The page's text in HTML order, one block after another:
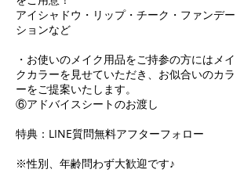
アイシャドウ・リップ・チーク・ファンデー
ションなど
・お使いのメイク用品をご持参の方にはメイ
クカラーを見せていただき、お似合いのカラ
ーをご提案いたします。
⑥アドバイスシートのお渡し
特典：LINE質問無料アフターフォロー
※性別、年齢問わず大歓迎です♪